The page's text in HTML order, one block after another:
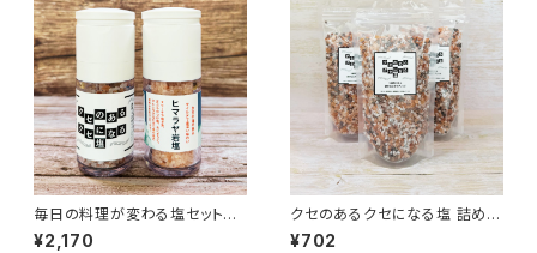
毎日の料理が変わる塩セット
ヒマラヤ岩塩とクセのあるクセ
¥2,170
クセのあるクセになる塩 詰め替
え｜ひと振りで、料理が変わる
¥702